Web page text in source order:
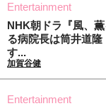
Entertainment
NHK朝ドラ『風、
る病院長は筒井道隆
す...
加賀谷健
Entertainment